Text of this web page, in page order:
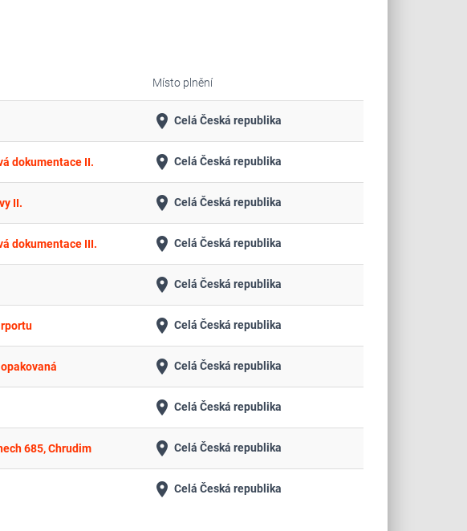
Místo plnění
place Celá Česká republika
dokumentace II. place Celá Česká republika
II. place Celá Česká republika
dokumentace III. place Celá Česká republika
place Celá Česká republika
place Celá Česká republika
place Celá Česká republika
place Celá Česká republika
685, Chrudim place Celá Česká republika
place Celá Česká republika